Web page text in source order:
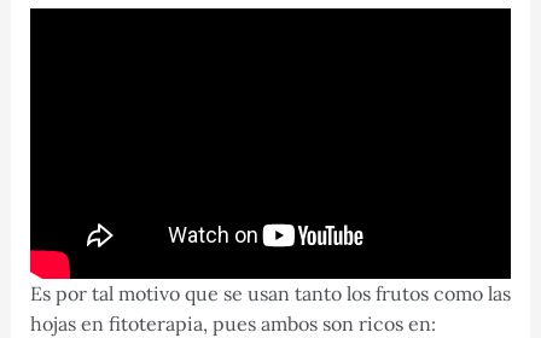
Es por tal motivo que se usan tanto los frutos como las
hojas en fitoterapia, pues ambos son ricos en: